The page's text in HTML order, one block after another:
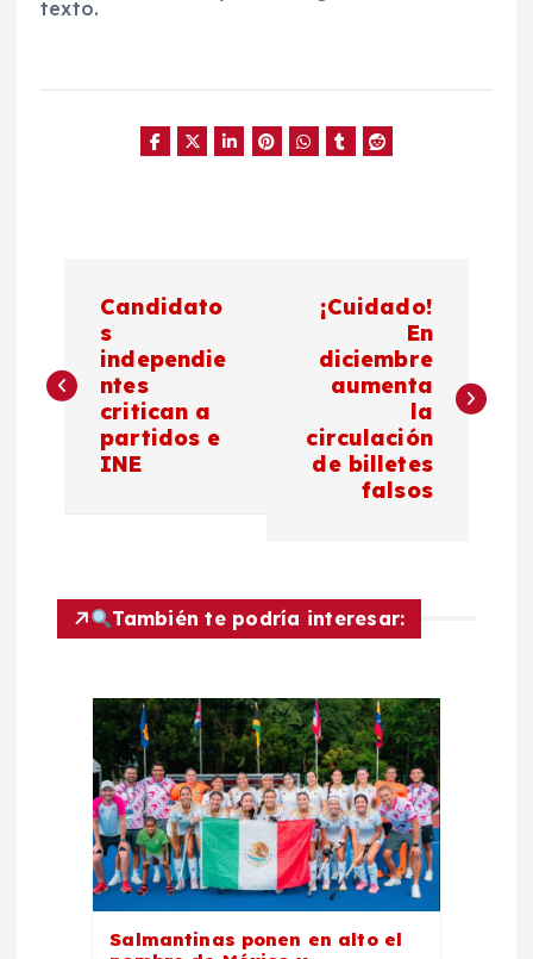
texto.
v
c
Candidato
s
independie
ntes
critican a
partidos e
INE
¡Cuidado!
En
diciembre
aumenta
la
circulación
de billetes
falsos
También te podría interesar:
Salmantinas ponen en alto el